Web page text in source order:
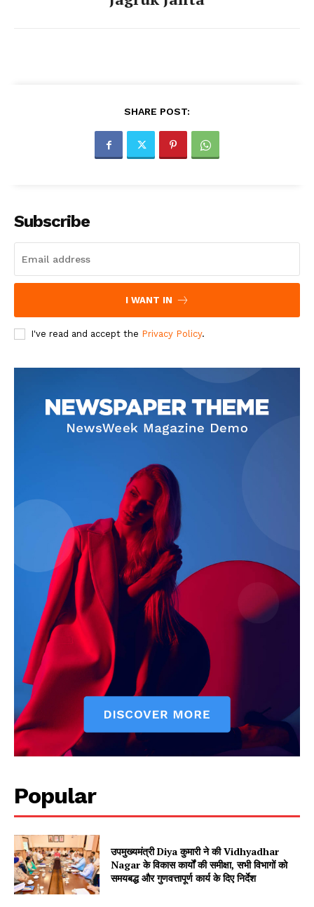
SHARE POST:
Subscribe
I WANT IN
I've read and accept the Privacy Policy.
Popular
उपमुख्यमंत्री Diya कुमारी ने की Vidhyadhar
Nagar के विकास कार्यों की समीक्षा, सभी विभागों को
समयबद्ध और गुणवत्तापूर्ण कार्य के दिए निर्देश